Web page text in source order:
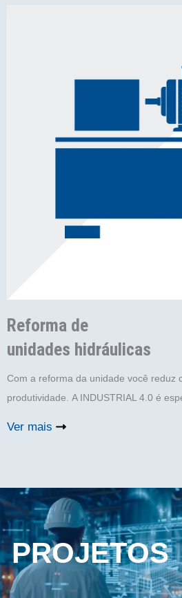
Reforma de
unidades hidráulicas
Com a reforma da unidade você reduz
produtividade. A INDUSTRIAL 4.0 é
Ver mais
PROJETOS